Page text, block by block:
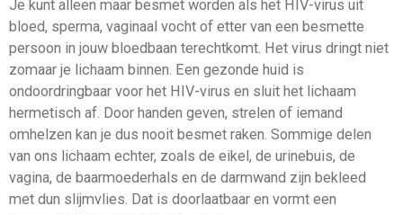
Je kunt alleen maar besmet worden als het HIV-virus uit
bloed, sperma, vaginaal vocht of etter van een besmette
persoon in jouw bloedbaan terechtkomt. Het virus dringt niet
zomaar je lichaam binnen. Een gezonde huid is
ondoordringbaar voor het HIV-virus en sluit het lichaam
hermetisch af. Door handen geven, strelen of iemand
omhelzen kan je dus nooit besmet raken. Sommige delen
van ons lichaam echter, zoals de eikel, de urinebuis, de
vagina, de baarmoederhals en de darmwand zijn bekleed
met dun slijmvlies. Dat is doorlaatbaar en vormt een